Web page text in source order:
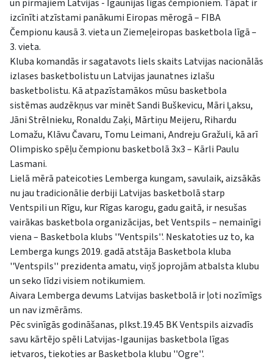
un pirmajiem Latvijas - Igaunijas līgas čempioniem. Tāpat ir
izcīnīti atzīstami panākumi Eiropas mērogā – FIBA
Čempionu kausā 3. vieta un Ziemeļeiropas basketbola līgā –
3. vieta.
Kluba komandās ir sagatavots liels skaits Latvijas nacionālās
izlases basketbolistu un Latvijas jaunatnes izlašu
basketbolistu. Kā atpazīstamākos mūsu basketbola
sistēmas audzēkņus var minēt Sandi Buškevicu, Māri Ļaksu,
Jāni Strēlnieku, Ronaldu Zaķi, Mārtiņu Meijeru, Rihardu
Lomažu, Klāvu Čavaru, Tomu Leimani, Andreju Gražuli, kā arī
Olimpisko spēļu čempionu basketbolā 3x3 – Kārli Paulu
Lasmani.
Lielā mērā pateicoties Lemberga kungam, savulaik, aizsākās
nu jau tradicionālie derbiji Latvijas basketbolā starp
Ventspili un Rīgu, kur Rīgas karogu, gadu gaitā, ir nesušas
vairākas basketbola organizācijas, bet Ventspils – nemainīgi
viena – Basketbola klubs ''Ventspils''. Neskatoties uz to, ka
Lemberga kungs 2019. gadā atstāja Basketbola kluba
''Ventspils'' prezidenta amatu, viņš joprojām atbalsta klubu
un seko līdzi visiem notikumiem.
Aivara Lemberga devums Latvijas basketbolā ir ļoti nozīmīgs
un nav izmērāms.
Pēc svinīgās godināšanas, plkst.19.45 BK Ventspils aizvadīs
savu kārtējo spēli Latvijas-Igaunijas basketbola līgas
ietvaros, tiekoties ar Basketbola klubu ''Ogre''.